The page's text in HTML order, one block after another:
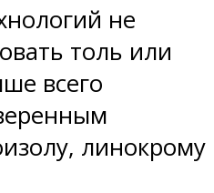
не
толь или
всего
линокрому